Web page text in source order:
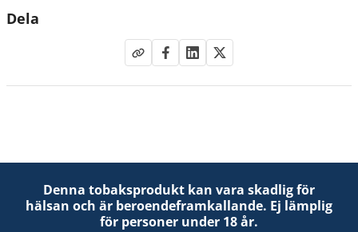
Dela
Denna tobaksprodukt kan vara skadlig för
hälsan och är beroendeframkallande. Ej lämplig
för personer under 18 år.